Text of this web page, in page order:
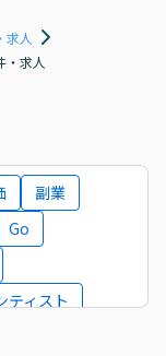
求人
・求人
副業
Go
ティスト